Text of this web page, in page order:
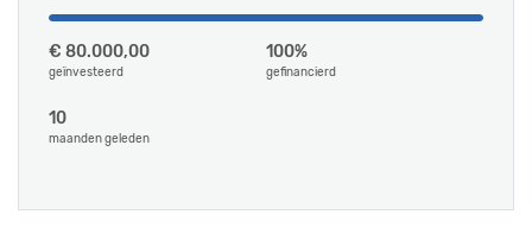
€ 80.000,00
geïnvesteerd
100%
gefinancierd
10
maanden geleden